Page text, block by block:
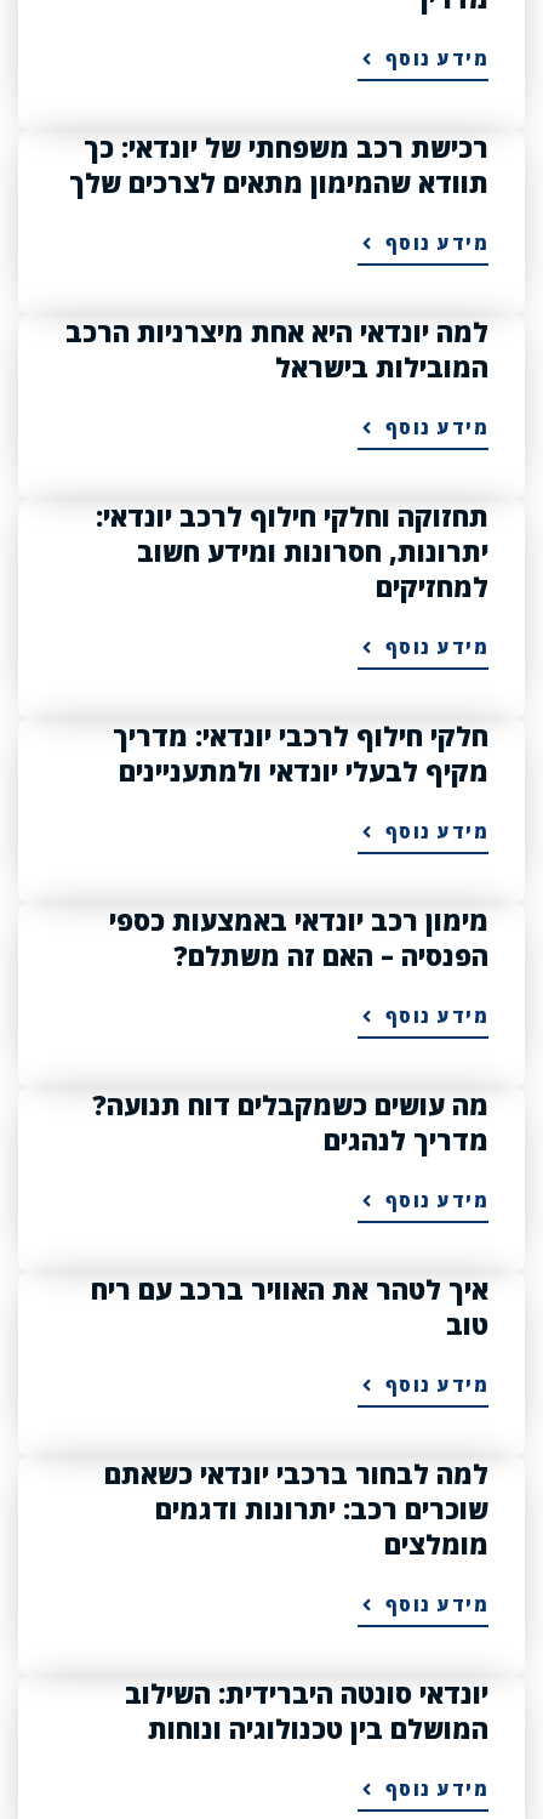
מידע נוסף
רכישת רכב משפחתי של יונדאי: כך
תוודא שהמימון מתאים לצרכים שלך
מידע נוסף
למה יונדאי היא אחת מיצרניות הרכב
המובילות בישראל
מידע נוסף
תחזוקה וחלקי חילוף לרכב יונדאי:
יתרונות, חסרונות ומידע חשוב
למחזיקים
מידע נוסף
חלקי חילוף לרכבי יונדאי: מדריך
מקיף לבעלי יונדאי ולמתעניינים
מידע נוסף
מימון רכב יונדאי באמצעות כספי
הפנסיה – האם זה משתלם?
מידע נוסף
מה עושים כשמקבלים דוח תנועה?
מדריך לנהגים
מידע נוסף
איך לטהר את האוויר ברכב עם ריח
טוב
מידע נוסף
למה לבחור ברכבי יונדאי כשאתם
שוכרים רכב: יתרונות ודגמים
מומלצים
מידע נוסף
יונדאי סונטה היברידית: השילוב
המושלם בין טכנולוגיה ונוחות
מידע נוסף